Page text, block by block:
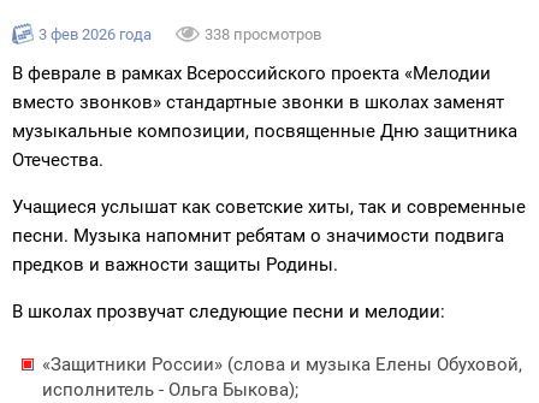
3 фев 2026 года 338 просмотров
В феврале в рамках Всероссийского проекта «Мелодии
вместо звонков» стандартные звонки в школах заменят
музыкальные композиции, посвященные Дню защитника
Отечества.
Учащиеся услышат как советские хиты, так и современные
песни. Музыка напомнит ребятам о значимости подвига
предков и важности защиты Родины.
В школах прозвучат следующие песни и мелодии:
«Защитники России» (слова и музыка Елены Обуховой,
исполнитель - Ольга Быкова);